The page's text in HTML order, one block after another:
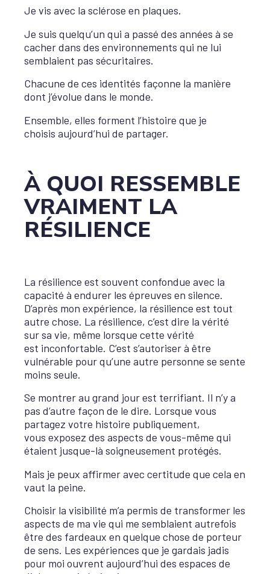
Je vis avec la sclérose en plaques.
Je suis quelqu’un qui a passé des années à se
cacher dans des environnements qui ne lui
semblaient pas sécuritaires.
Chacune de ces identités façonne la manière
dont j’évolue dans le monde.
Ensemble, elles forment l’histoire que je
choisis aujourd’hui de partager.
À QUOI RESSEMBLE
VRAIMENT LA
RÉSILIENCE
La résilience est souvent confondue avec la
capacité à endurer les épreuves en silence.
D’après mon expérience, la résilience est tout
autre chose. La résilience, c’est dire la vérité
sur sa vie, même lorsque cette vérité
est inconfortable. C’est s’autoriser à être
vulnérable pour qu’une autre personne se sente
moins seule.
Se montrer au grand jour est terrifiant. Il n’y a
pas d’autre façon de le dire. Lorsque vous
partagez votre histoire publiquement,
vous exposez des aspects de vous-même qui
étaient jusque-là soigneusement protégés.
Mais je peux affirmer avec certitude que cela en
vaut la peine.
Choisir la visibilité m’a permis de transformer les
aspects de ma vie qui me semblaient autrefois
être des fardeaux en quelque chose de porteur
de sens. Les expériences que je gardais jadis
pour moi ouvrent aujourd’hui des espaces de